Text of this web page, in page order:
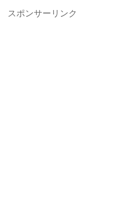
スポンサーリンク